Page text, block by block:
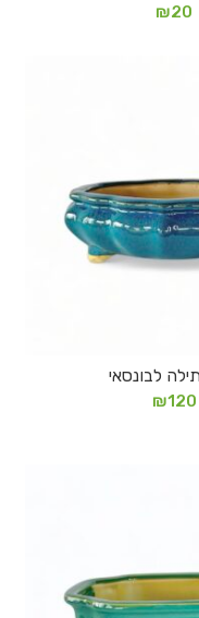
₪20
לסל
לבונסאי
₪120